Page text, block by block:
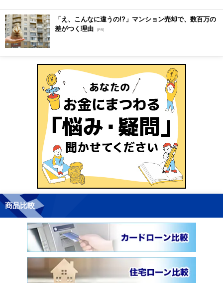
「え、こんなに違うの!?」マンション売却で、数百万の
差がつく理由 [PR]
商品比較